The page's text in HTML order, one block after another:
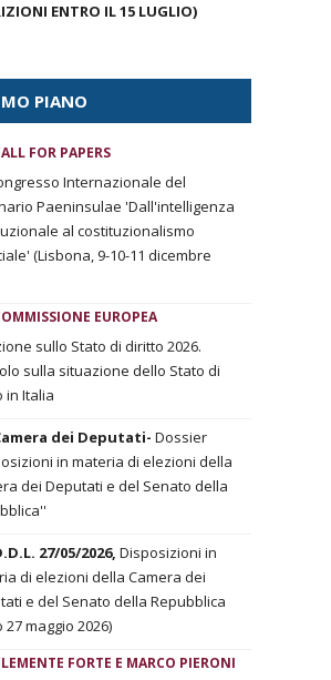
ENTRO IL 15 LUGLIO)
PIANO
FOR PAPERS
Internazionale del
Paeninsulae 'Dall'intelligenza
al costituzionalismo
(Lisbona, 9-10-11 dicembre
EUROPEA
sullo Stato di diritto 2026.
sulla situazione dello Stato di
in Italia
dei Deputati- Dossier
in materia di elezioni della
dei Deputati e del Senato della
27/05/2026, Disposizioni in
di elezioni della Camera dei
e del Senato della Repubblica
27 maggio 2026)
FORTE E MARCO PIERONI